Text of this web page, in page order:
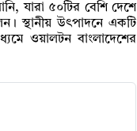
যারা ৫০টির বেশি দেশে
স্থানীয় উৎপাদনে একটি
ওয়ালটন বাংলাদেশের